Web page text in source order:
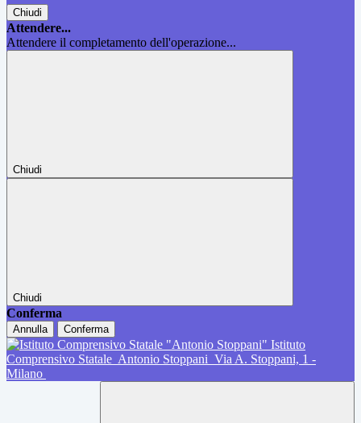
Chiudi
Attendere...
Attendere il completamento dell'operazione...
Chiudi
Chiudi
Conferma
Annulla Conferma
Istituto
Comprensivo Statale Antonio Stoppani Via A. Stoppani, 1 -
Milano